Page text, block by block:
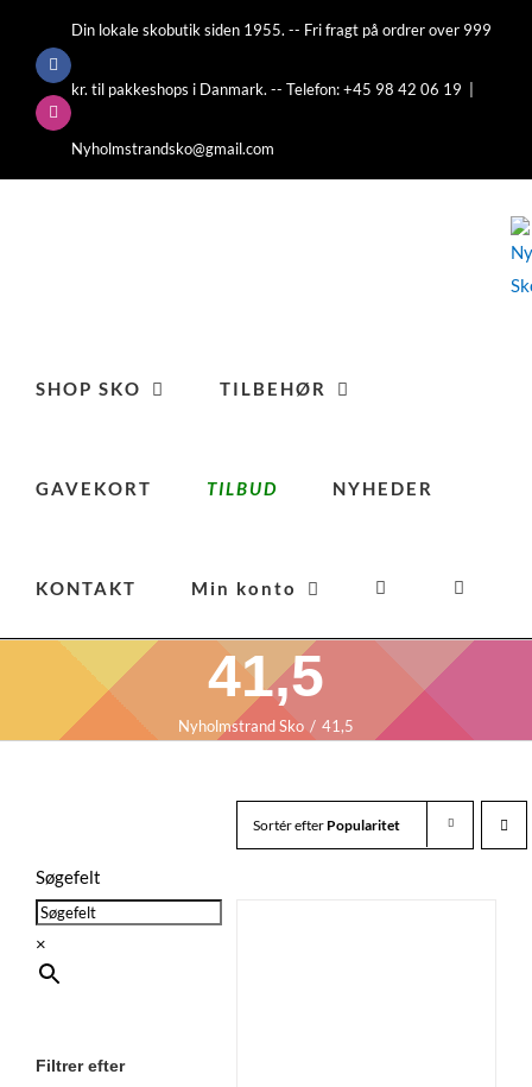
contentFacebook
Instagram
Din lokale skobutik siden 1955. -- Fri fragt på ordrer over 999
kr. til pakkeshops i Danmark. -- Telefon: +45 98 42 06 19
Nyholmstrandsko@gmail.com
SHOP SKO TILBEHØR
GAVEKORT TILBUD NYHEDER
KONTAKT Min konto
41,5
Nyholmstrand Sko 41,5
Sortér efter Popularitet
Søgefelt
×
Filtrer efter